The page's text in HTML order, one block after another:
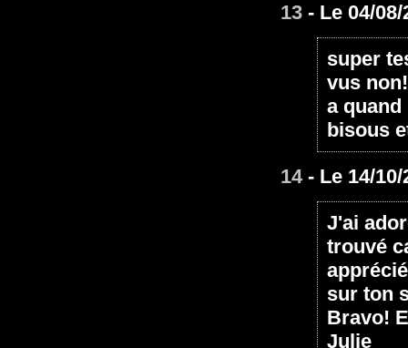
13 - Le 04/
super
vus non!
a quand
bisous
14- Le 14/
J'ai
trouvé
sur ton
Bravo!
Julie